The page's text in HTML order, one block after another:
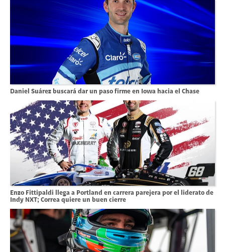
Daniel Suárez buscará dar un paso firme en Iowa hacia el Chase
Enzo Fittipaldi llega a Portland en carrera parejera por el liderato de
Indy NXT; Correa quiere un buen cierre